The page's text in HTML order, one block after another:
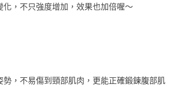
，不只強度增加，效果也加倍喔～
，不易傷到頸部肌肉，更能正確鍛鍊腹部肌